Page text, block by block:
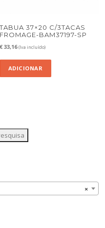
TABUA 37×20 C/3TACAS
FROMAGE-BAM37197-SP
€ 33,16 (Iva incluído)
ADICIONAR
×